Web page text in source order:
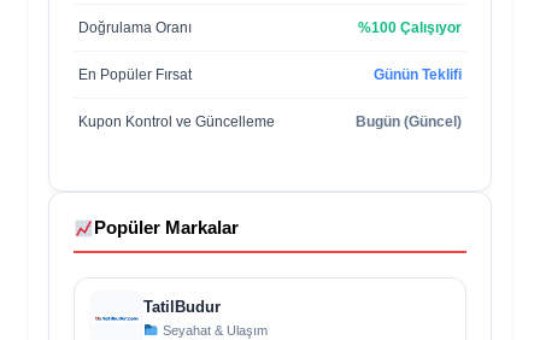
Doğrulama Oranı %100 Çalışıyor
En Popüler Fırsat Günün Teklifi
Kupon Kontrol ve Güncelleme Bugün (Güncel)
Popüler Markalar
TatilBudur
Seyahat & Ulaşım